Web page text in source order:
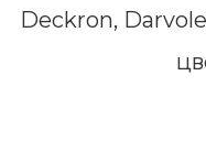
Подступенок
Deckron,